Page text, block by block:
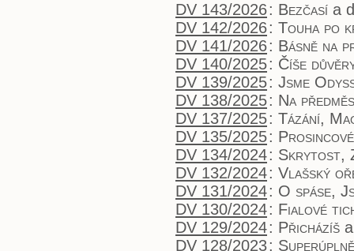
DV 143/2026: Bezčasí a
DV 142/2026: Touha po
DV 141/2026: Básně na
DV 140/2025: Číše
DV 139/2025: Jsme
DV 138/2025: Na
DV 137/2025: Tázání,
DV 135/2025:
DV 134/2024: Skrytost,
DV 132/2024: Vlašský
DV 131/2024: O spáse,
DV 130/2024: Fialové
DV 129/2024: Přicházíš
DV 128/2023: